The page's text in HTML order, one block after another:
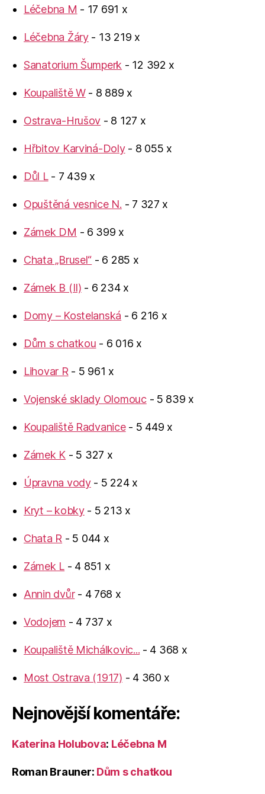
Léčebna M - 17 691 x
Léčebna Žáry- 13 219 x
Sanatorium Šumperk - 12 392 x
Koupaliště W- 8 889 x
Ostrava-Hrušov - 8 127 x
Hřbitov Karviná-Doly- 8 055 x
Důl L- 7 439 x
Opuštěná vesnice N. - 7 327 x
Zámek DM - 6 399 x
Chata „Brusel“ - 6 285 x
Zámek B (II) - 6 234 x
Domy – Kostelanská - 6 216 x
Dům s chatkou - 6 016 x
Lihovar R - 5 961 x
Vojenské sklady Olomouc- 5 839 x
Koupaliště Radvanice- 5 449 x
Zámek K - 5 327 x
Úpravna vody- 5 224 x
Kryt – kobky- 5 213 x
Chata R - 5 044 x
Zámek L - 4 851 x
Annin dvůr- 4 768 x
Vodojem - 4 737 x
Koupaliště Michálkovic... - 4 368 x
Most Ostrava (1917) - 4 360 x
Nejnovější komentáře:
Katerina Holubova: Léčebna M
Roman Brauner: Dům s chatkou